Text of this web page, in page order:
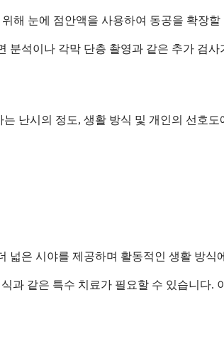
해 눈에 점안액을 사용하여 동공을 확장할
분석이나 각막 단층 촬영과 같은 추가 검사
난시의 정도, 생활 방식 및 개인의 선호
넓은 시야를 제공하며 활동적인 생활 방식
과 같은 특수 치료가 필요할 수 있습니다.